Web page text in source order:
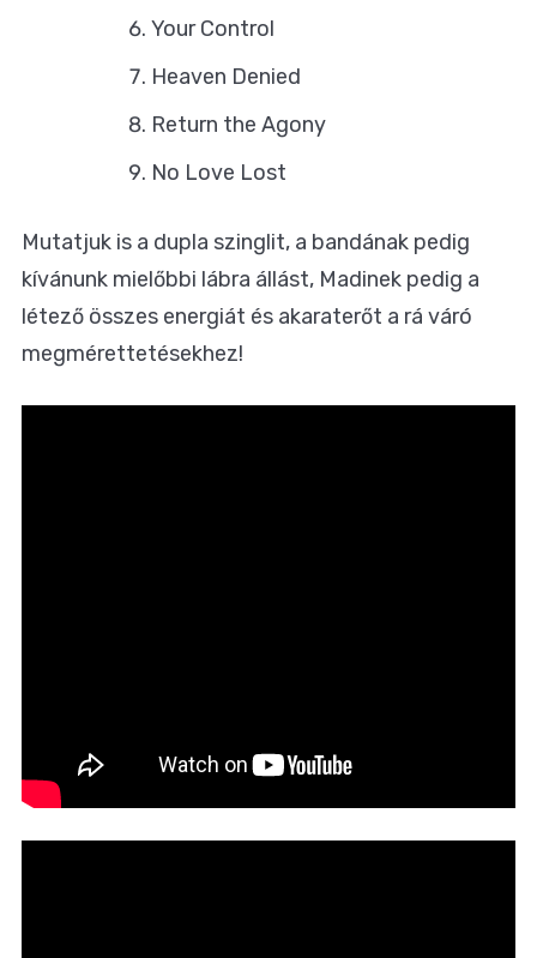
Your Control
Heaven Denied
Return the Agony
No Love Lost
Mutatjuk is a dupla szinglit, a bandának pedig
kívánunk mielőbbi lábra állást, Madinek pedig a
létező összes energiát és akaraterőt a rá váró
megmérettetésekhez!